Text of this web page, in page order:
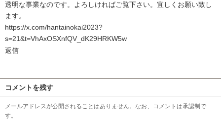
透明な事業なのです。よろしければご覧下さい。宜しくお願い致し
ます。
https://x.com/hantainokai2023?
s=21&t=VhAxOSXnfQV_dK29HRKW5w
返信
コメントを残す
メールアドレスが公開されることはありません。なお、コメントは承認制で
す。